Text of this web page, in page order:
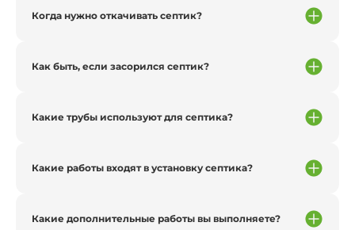
Когда нужно откачивать септик?
Как быть, если засорился септик?
Какие трубы используют для септика?
Какие работы входят в установку септика?
Какие дополнительные работы вы выполняете?